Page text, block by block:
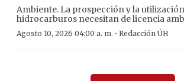
Ambiente. La prospección y la
hidrocarburos necesitan de licencia
Agosto 10, 2026 04:00 a. m. · Redacción ÚH